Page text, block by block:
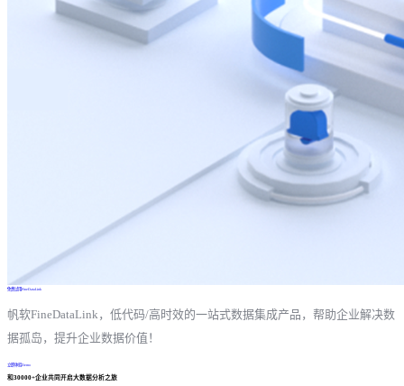
免费试用FineDataLink
帆软FineDataLink，低代码/高时效的一站式数据集成产品，帮助企业解决数
据孤岛，提升企业数据价值！
立即体验Demo
和30000+企业共同开启大数据分析之旅